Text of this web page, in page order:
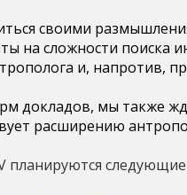
своими
на сложности поиска
и, напротив,
докладов, мы также
расширению
планируются